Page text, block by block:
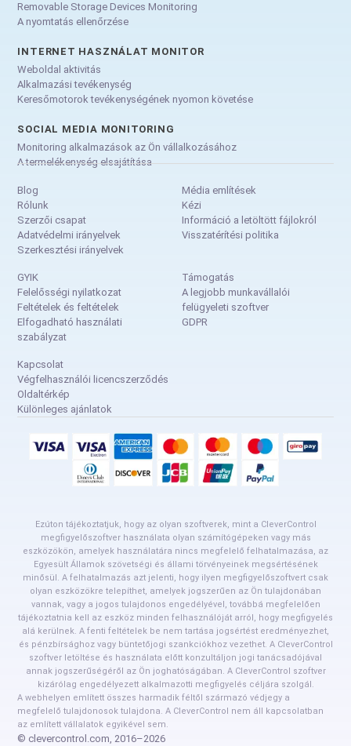
Removable Storage Devices Monitoring
A nyomtatás ellenőrzése
INTERNET HASZNÁLAT MONITOR
Weboldal aktivitás
Alkalmazási tevékenység
Keresőmotorok tevékenységének nyomon követése
SOCIAL MEDIA MONITORING
Monitoring alkalmazások az Ön vállalkozásához
A termelékenység elsajátítása
Blog
Rólunk
Szerzői csapat
Adatvédelmi irányelvek
Szerkesztési irányelvek
Média említések
Kézi
Információ a letöltött fájlokról
Visszatérítési politika
GYIK
Felelősségi nyilatkozat
Feltételek és feltételek
Elfogadható használati
szabályzat
Támogatás
A legjobb munkavállalói
felügyeleti szoftver
GDPR
Kapcsolat
Végfelhasználói licencszerződés
Oldaltérkép
Különleges ajánlatok
Ezúton tájékoztatjuk, hogy az olyan szoftverek, mint a CleverControl
megfigyelőszoftver használata olyan számítógépeken vagy más
eszközökön, amelyek használatára nincs megfelelő felhatalmazása, az
Egyesült Államok szövetségi és állami törvényeinek megsértésének
minősül. A felhatalmazás azt jelenti, hogy ilyen megfigyelőszoftvert csak
olyan eszközökre telepíthet, amelyek jogszerűen az Ön tulajdonában
vannak, vagy a jogos tulajdonos engedélyével, továbbá megfelelően
tájékoztatnia kell az eszköz minden felhasználóját arról, hogy megfigyelés
alá kerülnek. A fenti feltételek be nem tartása jogsértést eredményezhet,
és pénzbírsághoz vagy büntetőjogi szankciókhoz vezethet. A CleverControl
szoftver letöltése és használata előtt konzultáljon jogi tanácsadójával
annak jogszerűségéről az Ön joghatóságában. A CleverControl szoftver
kizárólag engedélyezett alkalmazotti megfigyelés céljára szolgál.
A webhelyen említett összes harmadik féltől származó védjegy a
megfelelő tulajdonosok tulajdona. A CleverControl nem áll kapcsolatban
az említett vállalatok egyikével sem.
© clevercontrol.com, 2016–2026